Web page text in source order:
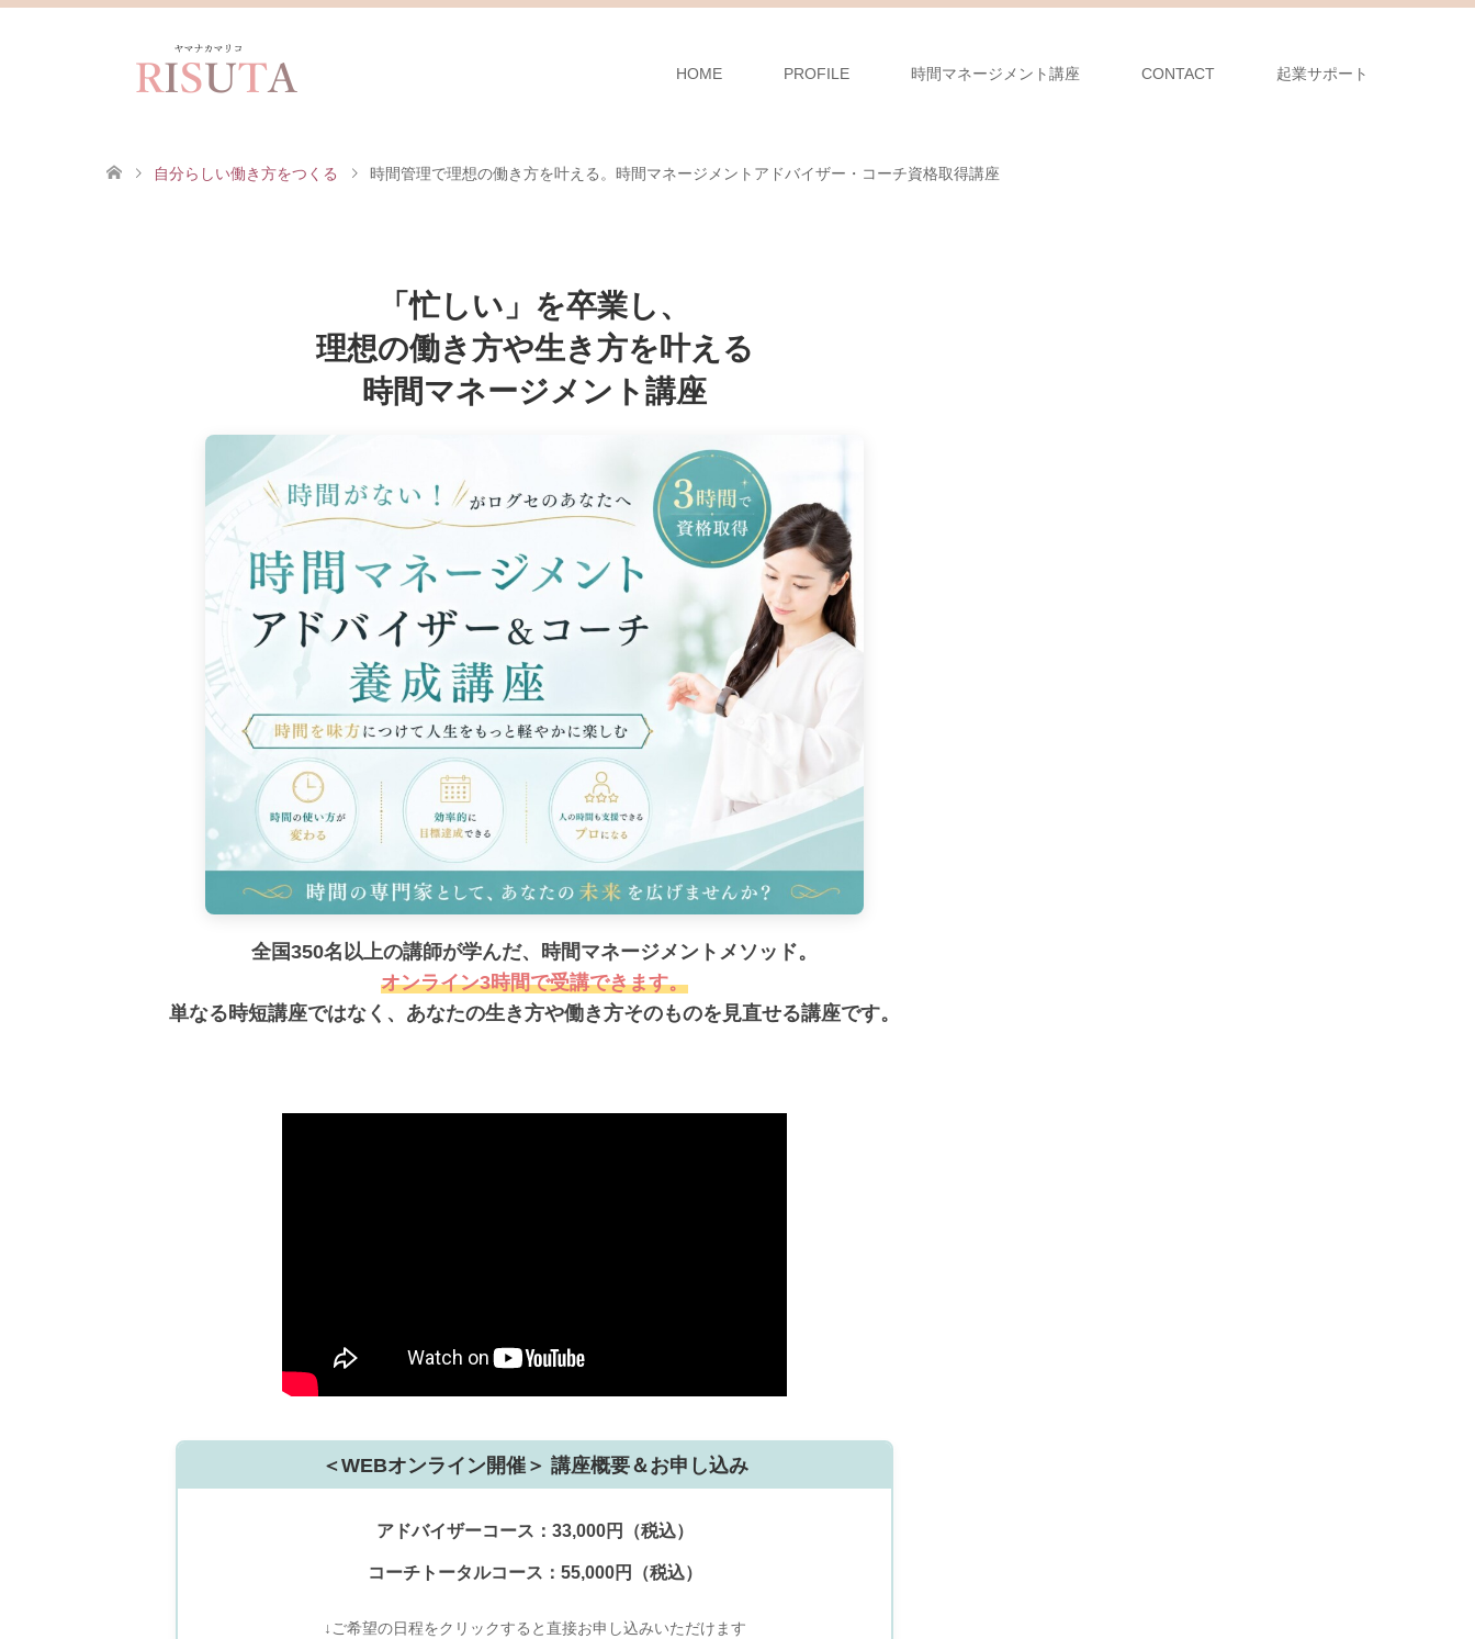
HOME PROFILE 時間マネージメント講座 CONTACT 起業サポート
自分らしい働き方をつくる 時間管理で理想の働き方を叶える。時間マネージメントアドバイザー・コーチ資格取得講座
「忙しい」を卒業し、
理想の働き方や生き方を叶える
時間マネージメント講座
全国350名以上の講師が学んだ、時間マネージメントメソッド。
オンライン3時間で受講できます。
単なる時短講座ではなく、あなたの生き方や働き方そのものを見直せる講座です。
＜WEBオンライン開催＞ 講座概要＆お申し込み
アドバイザーコース：33,000円（税込）
コーチトータルコース：55,000円（税込）
↓ご希望の日程をクリックすると直接お申し込みいただけます